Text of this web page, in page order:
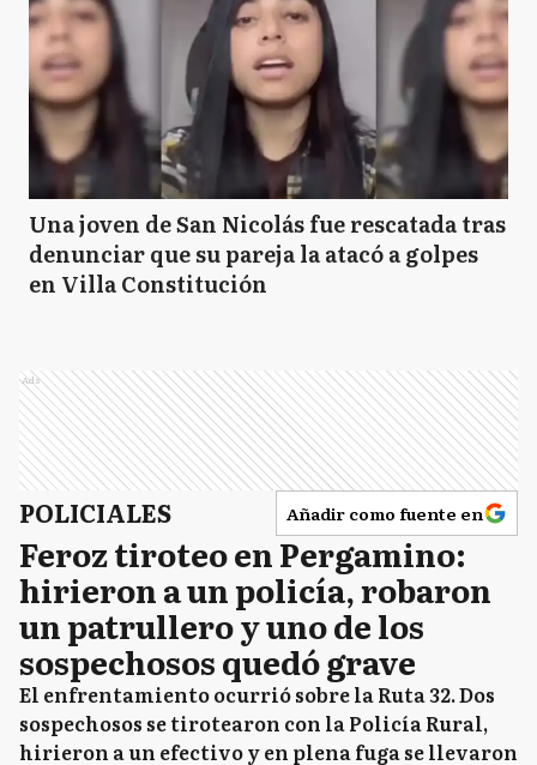
Una joven de San Nicolás fue rescatada tras
denunciar que su pareja la atacó a golpes
en Villa Constitución
Ads
POLICIALES Añadir como fuente en
Feroz tiroteo en Pergamino:
hirieron a un policía, robaron
un patrullero y uno de los
sospechosos quedó grave
El enfrentamiento ocurrió sobre la Ruta 32. Dos
sospechosos se tirotearon con la Policía Rural,
hirieron a un efectivo y en plena fuga se llevaron